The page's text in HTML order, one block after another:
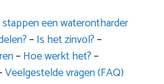
een waterontharder
–Is het zinvol?–
–Hoe werkt het?–
Veelgestelde vragen (FAQ)